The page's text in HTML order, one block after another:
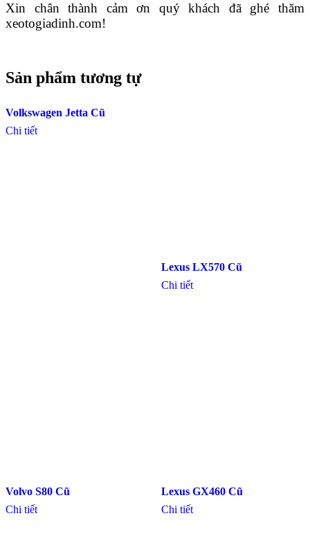
Xin chân thành cảm ơn quý khách đã ghé thăm
xeotogiadinh.com!
Sản phẩm tương tự
Volkswagen Jetta Cũ
Chi tiết
Lexus LX570 Cũ
Chi tiết
Volvo S80 Cũ
Chi tiết
Lexus GX460 Cũ
Chi tiết